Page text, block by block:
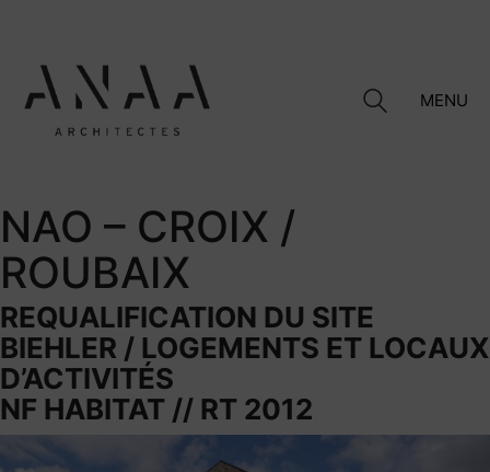
MENU
NAO – CROIX /
ROUBAIX
REQUALIFICATION DU SITE
BIEHLER / LOGEMENTS ET LOCAUX
D’ACTIVITÉS
NF HABITAT // RT 2012